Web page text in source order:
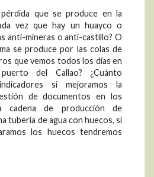
que se produce en la
vez que hay un huayco o
anti-mineras o anti-castillo? O
se produce por las colas de
que vemos todos los días en
del Callao? ¿Cuánto
si mejoramos la
de documentos en los
cadena de producción de
tubería de agua con huecos, si
los huecos tendremos